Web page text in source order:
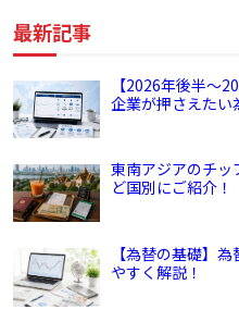
最新記事
【2026年後半～
企業が押さえたい
東南アジアのチッ
ど国別にご紹介！
【為替の基礎】
やすく解説！